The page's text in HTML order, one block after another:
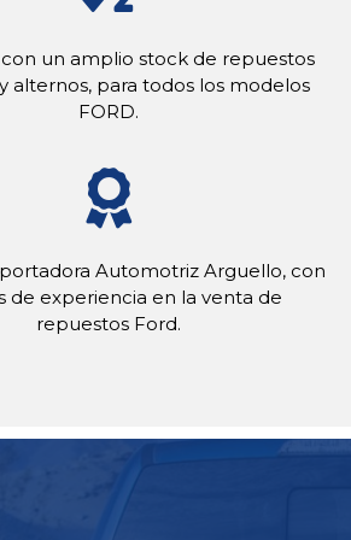
un amplio stock de repuestos
alternos, para todos los modelos
FORD.
Automotriz Arguello, con
de experiencia en la venta de
repuestos Ford.